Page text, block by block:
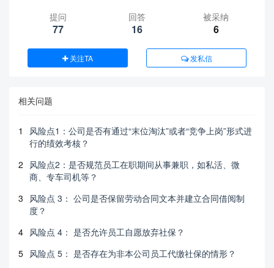
提问
77
回答
16
被采纳
6
关注TA 发私信
相关问题
1
风险点1：公司是否有通过“末位淘汰”或者“竞争上岗”形式进
行的绩效考核？
2 风险点2：是否规范员工在职期间从事兼职，如私活、微
商、专车司机等？
3 风险点 3： 公司是否保留劳动合同文本并建立合同借阅制
度？
4 风险点 4： 是否允许员工自愿放弃社保？
5 风险点 5： 是否存在为非本公司员工代缴社保的情形？